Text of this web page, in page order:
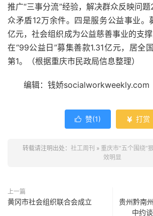
推广“三事分流”经验，解决群众反映问
众矛盾12万余件。四是服务公益事业。
亿元，社会组织成为公益慈善事业的支
在“99公益日”募集善款1.31亿元，居全
第1。（根据重庆市民政局信息整理）
编辑：钱娇socialworkweekly.com
 赞(1)  打赏
转载请注明出处： 社工周刊 » 重庆市“五个围绕”
效明显
上一篇
黄冈市社会组织联合会成立
贵州黔南
中约